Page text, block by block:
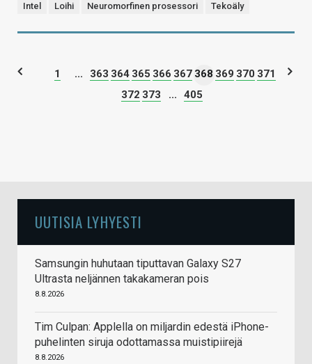
Intel Loihi Neuromorfinen prosessori Tekoäly
1 ... 363 364 365 366 367 368 369 370 371
372 373 ... 405
UUTISIA LYHYESTI
Samsungin huhutaan tiputtavan Galaxy S27
Ultrasta neljännen takakameran pois
8.8.2026
Tim Culpan: Applella on miljardin edestä iPhone-
puhelinten siruja odottamassa muistipiirejä
8.8.2026